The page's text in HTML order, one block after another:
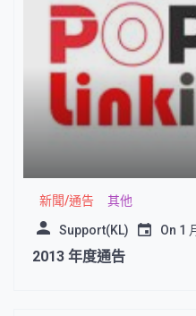
新聞/通告 其他
Support(KL) On 1
2013 年度通告